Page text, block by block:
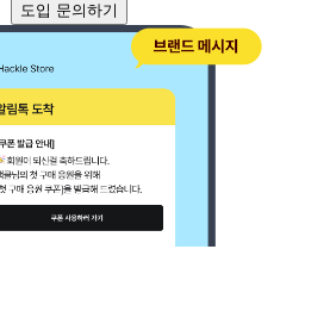
도입 문의하기